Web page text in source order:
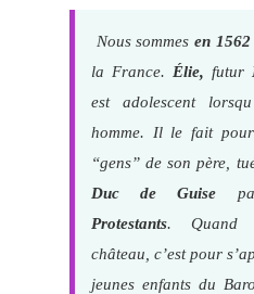
Nous sommes en 1562
la France. Élie, futur
est adolescent
homme. Il le fait
“gens” de son père,
Duc de Guise
Protestants. Quand
château, c’est pour
jeunes enfants du